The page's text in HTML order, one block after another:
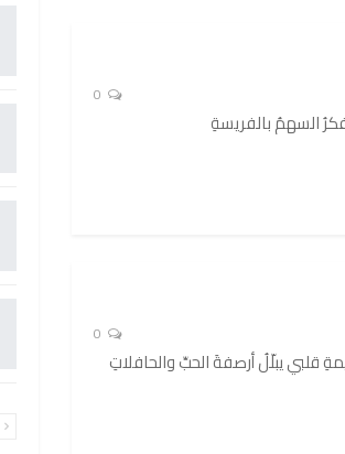
السهمُ بالفريسةِ
قلبي يبلّلُ أرصفةَ الحبِّ والحافلاتِ